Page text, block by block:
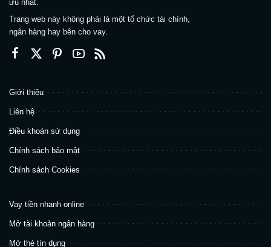
ưu nhất.
Trang web này không phải là một tổ chức tài chính,
ngân hàng hay bên cho vay.
Giới thiệu
Liên hệ
Điều khoản sử dụng
Chính sách bảo mật
Chính sách Cookies
Vay tiền nhanh online
Mở tài khoản ngân hàng
Mở thẻ tín dụng